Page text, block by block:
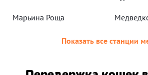
Марьина Роща
Показать все станции